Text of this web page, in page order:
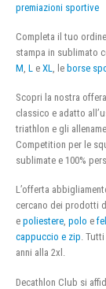
premiazioni sportive
Completa il tuo
stampa in sublimato
M L e XL , le borse
Scopri la nostra
classico e adatto
triathlon e gli
Competition per le
sublimate e 100%
L’offerta
cercano dei prodotti
e poliestere, polo e
cappuccio e zip.
anni alla 2xl.
Decathlon Club si